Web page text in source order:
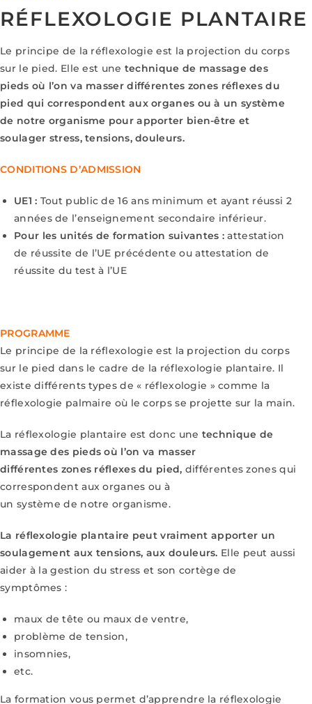
RÉFLEXOLOGIE PLANTAIRE
Le principe de la réflexologie est la projection du corps
sur le pied. Elle est une technique de massage des
pieds où l’on va masser différentes zones réflexes du
pied qui correspondent aux organes ou à un système
de notre organisme pour apporter bien-être et
soulager stress, tensions, douleurs.
CONDITIONS D’ADMISSION
UE1 : Tout public de 16 ans minimum et ayant réussi 2
années de l’enseignement secondaire inférieur.
Pour les unités de formation suivantes : attestation
de réussite de l’UE précédenteou attestation de
réussite du test à l’UE
PROGRAMME
Le principe de la réflexologie est la projection du corps
sur le pied dans le cadre de la réflexologie plantaire. Il
existe différents types de « réflexologie » comme la
réflexologie palmaire où le corps se projette sur la main.
La réflexologie plantaire est donc une technique de
massage des pieds où l’on va masser
différentes zones réflexes du pied, différentes zones qui
correspondent aux organes ou à
un système de notre organisme.
La réflexologie plantaire peut vraiment apporter un
soulagement aux tensions, auxdouleurs. Elle peut aussi
aider à la gestion du stress et son cortège de
symptômes :
maux de tête ou maux de ventre,
problème de tension,
insomnies,
etc.
La formation vous permet d’apprendre la réflexologie